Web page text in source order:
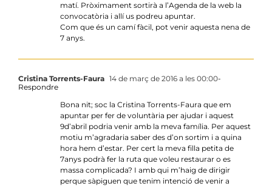
matí. Pròximament sortirà a l’Agenda de la web la
convocatòria i allí us podreu apuntar.
Com que és un camí fàcil, pot venir aquesta nena de
7 anys.
Cristina Torrents-Faura 14 de març de 2016 a les 00:00-
Respondre
Bona nit; soc la Cristina Torrents-Faura que em
apuntar per fer de voluntària per ajudar i aquest
9d’abril podria venir amb la meva família. Per aquest
motiu m’agradaria saber des d’on sortim i a quina
hora hem d’estar. Per cert la meva filla petita de
7anys podrà fer la ruta que voleu restaurar o es
massa complicada? I amb qui m’haig de dirigir
perque sàpiguen que tenim intenció de venir a